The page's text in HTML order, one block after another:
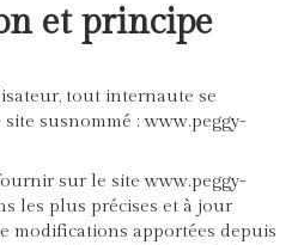
et principe
tout internaute se
susnommé : www.peggy-
sur le site www.peggy-
les plus précises et à jour
modifications apportées depuis